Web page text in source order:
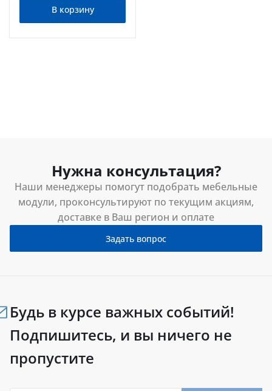
В корзину
Нужна консультация?
Наши менеджеры помогут подобрать мебельные
модули, проконсультируют по текущим акциям,
доставке в Ваш регион и оплате
Задать вопрос
Будь в курсе важных событий!
Подпишитесь, и вы ничего не
пропустите